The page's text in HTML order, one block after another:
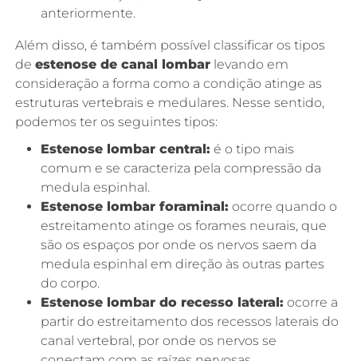
anteriormente.
Além disso, é também possível classificar os tipos
deestenose de canal lombar levando em
consideração a forma como a condição atinge as
estruturas vertebrais e medulares. Nesse sentido,
podemos ter os seguintes tipos:
Estenose lombar central: é o tipo mais
comum e se caracteriza pela compressão da
medula espinhal.
Estenose lombar foraminal: ocorre quando o
estreitamento atinge os forames neurais, que
são os espaços por onde os nervos saem da
medula espinhal em direção às outras partes
do corpo.
Estenose lombar do recesso lateral: ocorre a
partir do estreitamento dos recessos laterais do
canal vertebral, por onde os nervos se